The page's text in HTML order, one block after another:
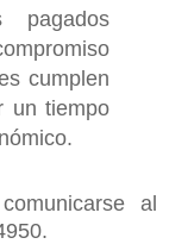
pagados
cumplen
un tiempo
al